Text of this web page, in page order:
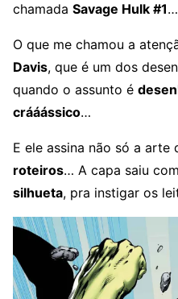
chamada Savage Hulk #1…
O que me chamou a
Davis, que é um dos
quando o assunto é
crááássico…
E ele assina não só a
roteiros… A capa saiu
silhueta, pra instigar os